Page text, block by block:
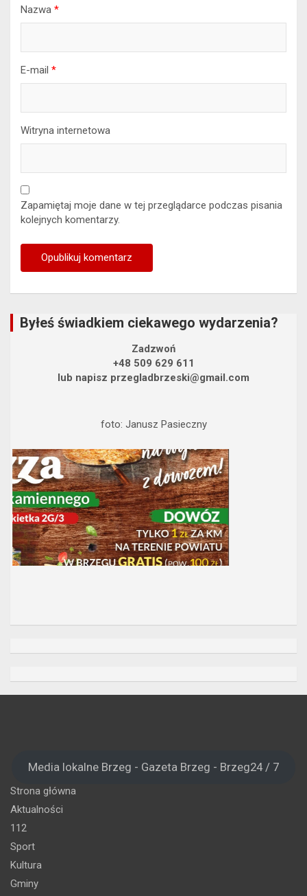
Nazwa *
E-mail *
Witryna internetowa
Zapamiętaj moje dane w tej przeglądarce podczas pisania
kolejnych komentarzy.
Byłeś świadkiem ciekawego wydarzenia?
Zadzwoń
+48 509 629 611
lub napisz przegladbrzeski@gmail.com
foto: Janusz Pasieczny
Media lokalne Brzeg - Gazeta Brzeg - Brzeg24 / 7
Strona główna
Aktualności
112
Sport
Kultura
Gminy